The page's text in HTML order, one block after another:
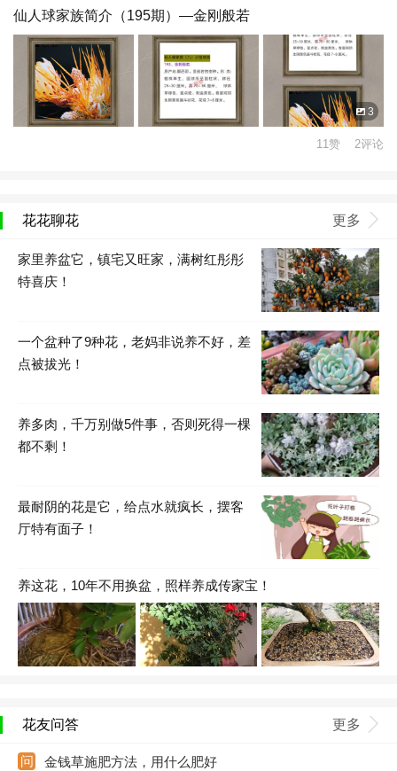
仙人球家族简介（195期）—金刚般若
3
11赞 2评论
花花聊花 更多
家里养盆它，镇宅又旺家，满树红彤彤
特喜庆！
一个盆种了9种花，老妈非说养不好，差
点被拔光！
养多肉，千万别做5件事，否则死得一棵
都不剩！
最耐阴的花是它，给点水就疯长，摆客
厅特有面子！
养这花，10年不用换盆，照样养成传家宝！
花友问答 更多
金钱草施肥方法，用什么肥好